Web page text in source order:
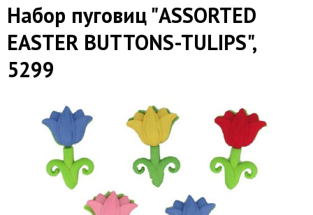
Набор пуговиц "ASSORTED
EASTER BUTTONS-TULIPS",
5299